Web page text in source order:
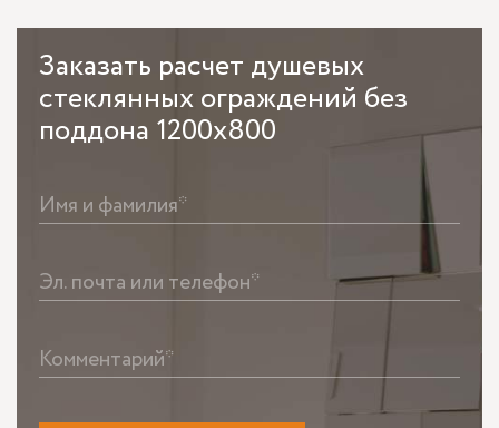
Заказать расчет душевых
стеклянных ограждений без
поддона 1200х800
Имя и фамилия*
Эл. почта или телефон*
Комментарий*